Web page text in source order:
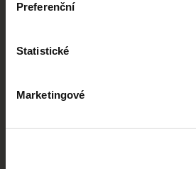
Preferenční
Statistické
Marketingové
CPH:DOX